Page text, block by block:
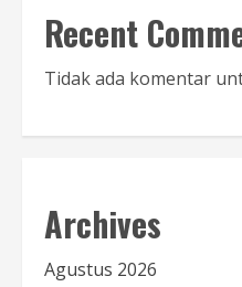
Recent
Tidak ada komentar
Archives
Agustus 2026